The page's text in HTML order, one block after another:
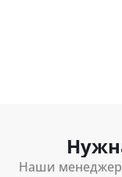
Наши